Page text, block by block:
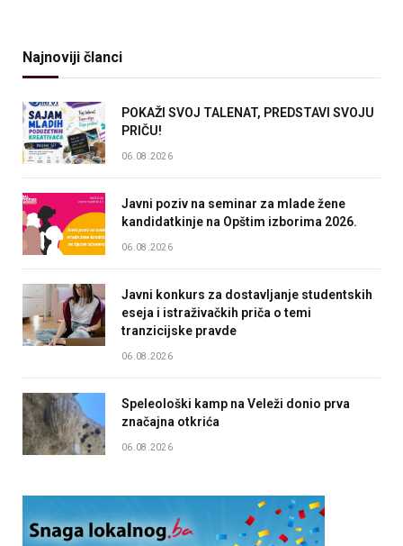
Najnoviji članci
POKAŽI SVOJ TALENAT, PREDSTAVI SVOJU
PRIČU!
06.08.2026
Javni poziv na seminar za mlade žene
kandidatkinje na Opštim izborima 2026.
06.08.2026
Javni konkurs za dostavljanje studentskih
eseja i istraživačkih priča o temi
tranzicijske pravde
06.08.2026
Speleološki kamp na Veleži donio prva
značajna otkrića
06.08.2026